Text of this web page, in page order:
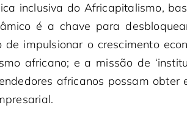
inclusiva do Africapitalismo,
é a chave para
impulsionar o crescimento
africano; e a missão de
africanos possam obter